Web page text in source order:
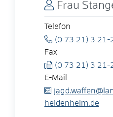
Frau
Telefon
(0 73 21) 3 21-
Fax
(0 73 21) 3 21-
E-Mail
heidenheim.de